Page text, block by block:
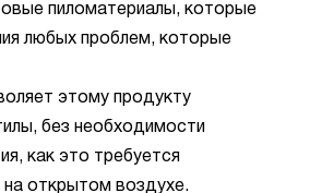
пиломатериалы, которые
любых проблем, которые
этому продукту
без необходимости
как это требуется
на открытом воздухе.